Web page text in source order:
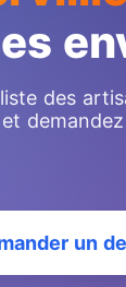
des
un